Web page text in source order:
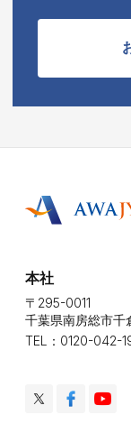
本社
〒295-0011
千葉県南房総市千
TEL：0120-042-